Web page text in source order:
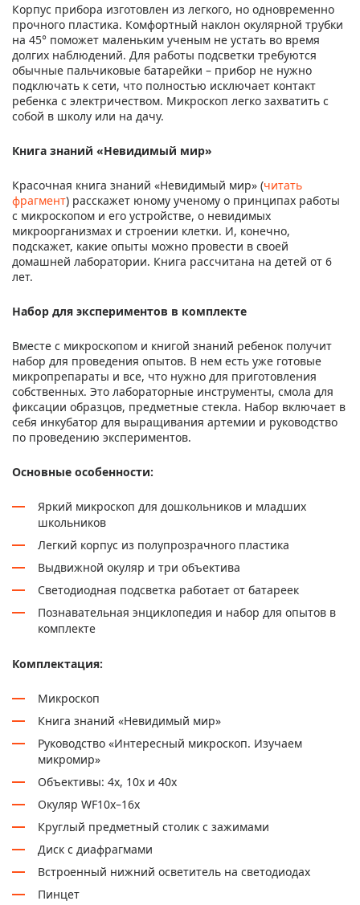
Корпус прибора изготовлен из легкого, но одновременно
прочного пластика. Комфортный наклон окулярной трубки
на 45° поможет маленьким ученым не устать во время
долгих наблюдений. Для работы подсветки требуются
обычные пальчиковые батарейки – прибор не нужно
подключать к сети, что полностью исключает контакт
ребенка с электричеством. Микроскоп легко захватить с
собой в школу или на дачу.
Книга знаний «Невидимый мир»
Красочная книга знаний «Невидимый мир» (читать
фрагмент) расскажет юному ученому о принципах работы
с микроскопом и его устройстве, о невидимых
микроорганизмах и строении клетки. И, конечно,
подскажет, какие опыты можно провести в своей
домашней лаборатории. Книга рассчитана на детей от 6
лет.
Набор для экспериментов в комплекте
Вместе с микроскопом и книгой знаний ребенок получит
набор для проведения опытов. В нем есть уже готовые
микропрепараты и все, что нужно для приготовления
собственных. Это лабораторные инструменты, смола для
фиксации образцов, предметные стекла. Набор включает в
себя инкубатор для выращивания артемии и руководство
по проведению экспериментов.
Основные особенности:
Яркий микроскоп для дошкольников и младших
школьников
Легкий корпус из полупрозрачного пластика
Выдвижной окуляр и три объектива
Светодиодная подсветка работает от батареек
Познавательная энциклопедия и набор для опытов в
комплекте
Комплектация:
Микроскоп
Книга знаний «Невидимый мир»
Руководство «Интересный микроскоп. Изучаем
микромир»
Объективы: 4х, 10х и 40х
Окуляр WF10x–16x
Круглый предметный столик с зажимами
Диск с диафрагмами
Встроенный нижний осветитель на светодиодах
Пинцет